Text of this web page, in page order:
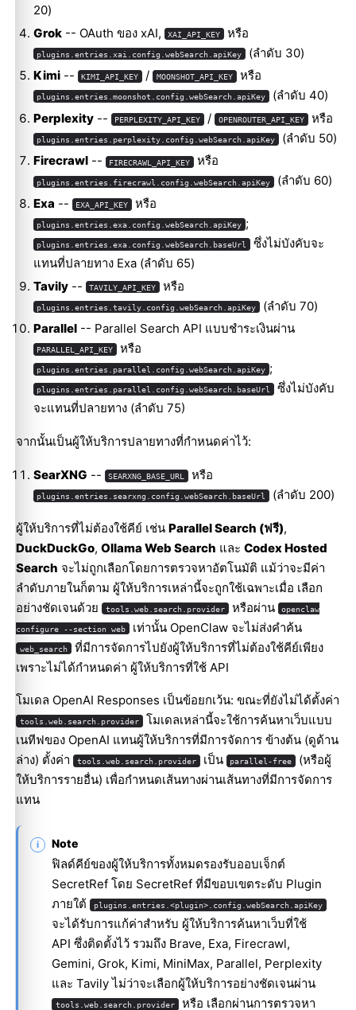
20)
Grok-- OAuth ของ xAI, XAI_API_KEY หรือ
plugins.entries.xai.config.webSearch.apiKey
(ลำดับ 30)
Kimi-- KIMI_API_KEY / MOONSHOT_API_KEY หรือ
plugins.entries.moonshot.config.webSearch.apiKey
(ลำดับ 40)
Perplexity-- PERPLEXITY_API_KEY / OPENROUTER_API_KEY หรือ
plugins.entries.perplexity.config.webSearch.apiKey
(ลำดับ 50)
Firecrawl-- FIRECRAWL_API_KEY หรือ
plugins.entries.firecrawl.config.webSearch.apiKey
(ลำดับ 60)
Exa -- EXA_API_KEY หรือ
plugins.entries.exa.config.webSearch.apiKey ;
plugins.entries.exa.config.webSearch.baseUrl
ซึ่งไม่บังคับจะ
แทนที่ปลายทาง Exa (ลำดับ 65)
Tavily-- TAVILY_API_KEY หรือ
plugins.entries.tavily.config.webSearch.apiKey
(ลำดับ 70)
Parallel-- Parallel Search API แบบชำระเงินผ่าน
PARALLEL_API_KEY หรือ
plugins.entries.parallel.config.webSearch.apiKey ;
plugins.entries.parallel.config.webSearch.baseUrl
ซึ่งไม่บังคับ
จะแทนที่ปลายทาง (ลำดับ 75)
จากนั้นเป็นผู้ให้บริการปลายทางที่กำหนดค่าไว้:
SearXNG -- SEARXNG_BASE_URL หรือ
plugins.entries.searxng.config.webSearch.baseUrl (ลำดับ 200)
ผู้ให้บริการที่ไม่ต้องใช้คีย์ เช่น Parallel Search (ฟรี),
DuckDuckGo, Ollama Web Search และ Codex Hosted
Search จะไม่ถูกเลือกโดยการตรวจหาอัตโนมัติ แม้ว่าจะมีค่า
ลำดับภายในก็ตาม ผู้ให้บริการเหล่านี้จะถูกใช้เฉพาะเมื่อ เลือก
อย่างชัดเจนด้วย
tools.web.search.provider หรือผ่าน openclaw
configure --section web เท่านั้น OpenClaw จะไม่ส่งคำค้น
web_search ที่มีการจัดการไปยังผู้ให้บริการที่ไม่ต้องใช้คีย์เพียง
เพราะไม่ได้กำหนดค่า ผู้ให้บริการที่ใช้ API
โมเดล OpenAI Responses เป็นข้อยกเว้น: ขณะที่ยังไม่ได้ตั้งค่า
tools.web.search.provider โมเดลเหล่านี้จะใช้การค้นหาเว็บแบบ
เนทีฟของ OpenAI แทนผู้ให้บริการที่มีการจัดการ ข้างต้น (ดูด้าน
ล่าง) ตั้งค่า
tools.web.search.provider เป็น parallel-free
(หรือผู้
ให้บริการรายอื่น) เพื่อกำหนดเส้นทางผ่านเส้นทางที่มีการจัดการ
แทน
Note
ฟิลด์คีย์ของผู้ให้บริการทั้งหมดรองรับออบเจ็กต์
SecretRef โดย SecretRef ที่มีขอบเขตระดับ Plugin
ภายใต้
plugins.entries.<plugin>.config.webSearch.apiKey
จะได้รับการแก้ค่าสำหรับ ผู้ให้บริการค้นหาเว็บที่ใช้
API ซึ่งติดตั้งไว้ รวมถึง Brave, Exa, Firecrawl,
Gemini, Grok, Kimi, MiniMax, Parallel, Perplexity
และ Tavily ไม่ว่าจะเลือกผู้ให้บริการอย่างชัดเจนผ่าน
tools.web.search.provider หรือ เลือกผ่านการตรวจหา